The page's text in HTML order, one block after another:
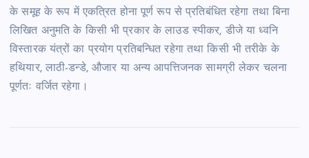
के समूह के रूप में एकत्रित होना पूर्ण रूप से प्रतिबंधित रहेगा तथा बिना
लिखित अनुमति के किसी भी प्रकार के लाउड स्पीकर, डीजे या ध्वनि
विस्तारक यंत्रों का प्रयोग प्रतिबन्धित रहेगा तथा किसी भी तरीके के
हथियार, लाठी-डन्डे, औजार या अन्य आपत्तिजनक सामग्री लेकर चलना
पूर्णतः वर्जित रहेगा।